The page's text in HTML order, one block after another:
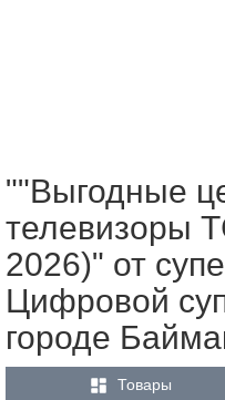
""Выгодные
телевизоры
2026)" от
Цифровой
городе
 Товары